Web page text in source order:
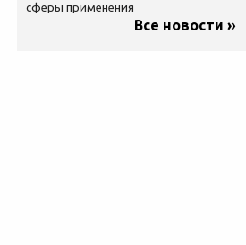
сферы применения
Все новости »